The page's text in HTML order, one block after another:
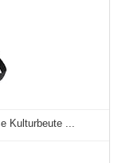
Kulturbeute ...